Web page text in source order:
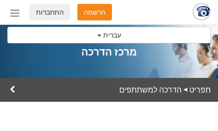
עברית
מצב
התחברות הרשמה
מרכז הדרכה
תפריט ▸ הדרכה למשתתפים